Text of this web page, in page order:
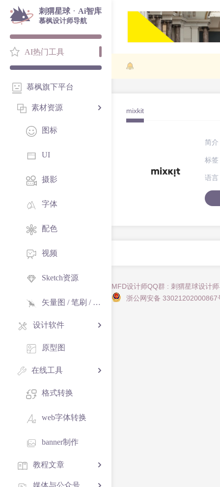
刺猬星球 · Ai智库
慕枫设计师导航
AI热门工具
慕枫旗下平台
素材资源
图标
UI
摄影
字体
配色
视频
Sketch资源
矢量图 / 笔刷 / 纹理
设计软件
原型图
在线工具
格式转换
web字体转换
banner制作
教程文章
媒体与公众号
mixkit
简介
标签
语言
MFD设计师QQ群 : 刺猬星球设计
浙公网安备 33021202000867